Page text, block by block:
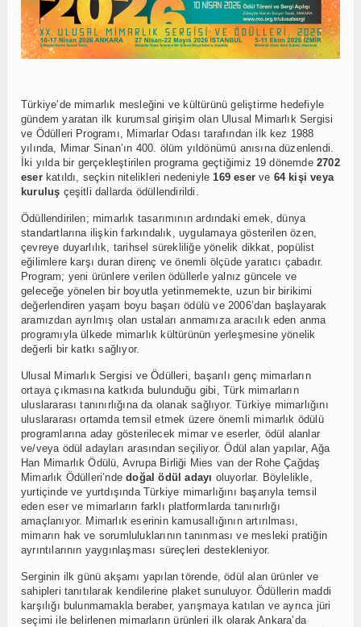
Türkiye’de mimarlık mesleğini ve kültürünü geliştirme hedefiyle
gündem yaratan ilk kurumsal girişim olan Ulusal Mimarlık Sergisi
ve Ödülleri Programı, Mimarlar Odası tarafından ilk kez 1988
yılında, Mimar Sinan’ın 400. ölüm yıldönümü anısına düzenlendi.
İki yılda bir gerçekleştirilen programa geçtiğimiz 19 dönemde2702
eserkatıldı, seçkin nitelikleri nedeniyle 169 eserve 64 kişi veya
kuruluş çeşitli dallarda ödüllendirildi.
Ödüllendirilen; mimarlık tasarımının ardındaki emek, dünya
standartlarına ilişkin farkındalık, uygulamaya gösterilen özen,
çevreye duyarlılık, tarihsel sürekliliğe yönelik dikkat, popülist
eğilimlere karşı duran direnç ve önemli ölçüde yaratıcı çabadır.
Program; yeni ürünlere verilen ödüllerle yalnız güncele ve
geleceğe yönelen bir boyutla yetinmemekte, uzun bir birikimi
değerlendiren yaşam boyu başarı ödülü ve 2006’dan başlayarak
aramızdan ayrılmış olan ustaları anmamıza aracılık eden anma
programıyla ülkede mimarlık kültürünün yerleşmesine yönelik
değerli bir katkı sağlıyor.
Ulusal Mimarlık Sergisi ve Ödülleri, başarılı genç mimarların
ortaya çıkmasına katkıda bulunduğu gibi, Türk mimarların
uluslararası tanınırlığına da olanak sağlıyor. Türkiye mimarlığını
uluslararası ortamda temsil etmek üzere önemli mimarlık ödülü
programlarına aday gösterilecek mimar ve eserler, ödül alanlar
ve/veya ödül adayları arasından seçiliyor. Ödül alan yapılar, Ağa
Han Mimarlık Ödülü, Avrupa Birliği Mies van der Rohe Çağdaş
Mimarlık Ödülleri’ndedoğal ödül adayı oluyorlar. Böylelikle,
yurtiçinde ve yurtdışında Türkiye mimarlığını başarıyla temsil
eden eser ve mimarların farklı platformlarda tanınırlığı
amaçlanıyor. Mimarlık eserinin kamusallığının artırılması,
mimarın hak ve sorumluluklarının tanınması ve mesleki pratiğin
ayrıntılarının yaygınlaşması süreçleri destekleniyor.
Serginin ilk günü akşamı yapılan törende, ödül alan ürünler ve
sahipleri tanıtılarak kendilerine plaket sunuluyor. Ödüllerin maddi
karşılığı bulunmamakla beraber, yarışmaya katılan ve ayrıca jüri
seçimi ile belirlenen mimarların ürünleri ilk olarak Ankara’da